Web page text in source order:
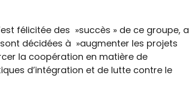
félicitée des »succès » de ce groupe, a
décidées à »augmenter les projets
la coopération en matière de
d’intégration et de lutte contre le